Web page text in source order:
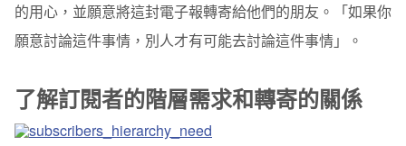
的用心，並願意將這封電子報轉寄給他們的朋友。「如果你
願意討論這件事情，別人才有可能去討論這件事情」。
了解訂閱者的階層需求和轉寄的關係